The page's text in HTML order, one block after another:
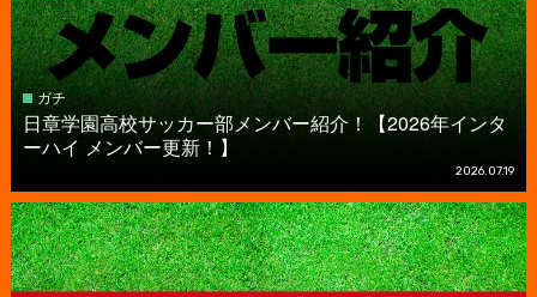
ガチ
日章学園高校サッカー部メンバー紹介！【2026年インタ
ーハイ メンバー更新！】
2026.07.19